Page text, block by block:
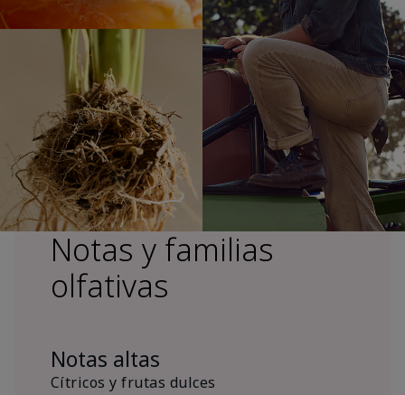
Notas y familias
olfativas
Notas altas
Cítricos y frutas dulces